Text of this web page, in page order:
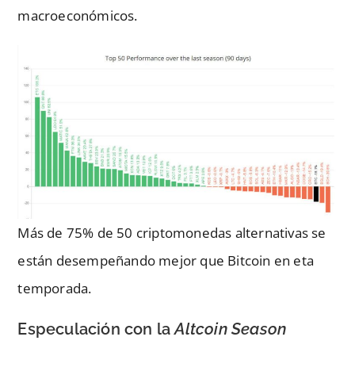
macroeconómicos.
Más de 75% de 50 criptomonedas alternativas se
están desempeñando mejor que Bitcoin en eta
temporada.
Especulación con laAltcoin Season